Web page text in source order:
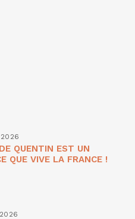
QUENTIN EST UN
QUE VIVE LA FRANCE !